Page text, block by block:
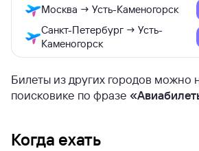
Москва → Усть-Каменогорск
Санкт-Петербург → Усть-
Каменогорск
Билеты из других городов можно
поисковике по фразе
Когда ехать